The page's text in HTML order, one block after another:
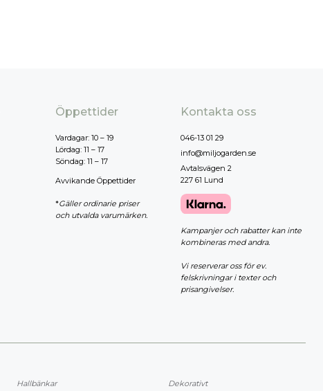
Öppettider
Vardagar: 10 – 19
Lördag: 11 – 17
Söndag: 11 – 17
Avvikande Öppettider
*Gäller ordinarie priser
och utvalda varumärken.
Kontakta oss
046-13 01 29
info@miljogarden.se
Avtalsvägen 2
227 61 Lund
Kampanjer och rabatter kan inte
kombineras med andra.
Vi reserverar oss för ev.
felskrivningar i texter och
prisangivelser.
Hallbänkar
Dekorativt